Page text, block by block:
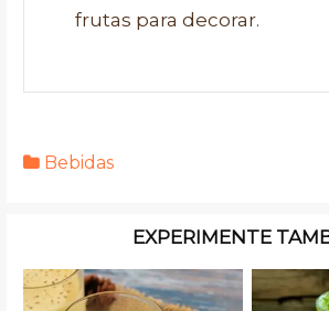
frutas para decorar.
Bebidas
EXPERIMENTE